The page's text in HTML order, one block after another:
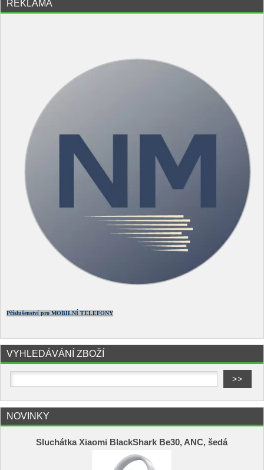
REKLAMA
Příslušenství pro MOBILNÍ TELEFONY
VYHLEDÁVÁNÍ ZBOŽÍ
NOVINKY
Sluchátka Xiaomi BlackShark Be30, ANC, šedá